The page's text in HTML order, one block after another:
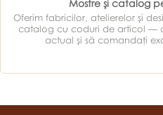
Mostre şi catalog
Oferim fabricilor, atelierelor şi
catalog cu coduri de articol —
actual şi să comandaţi